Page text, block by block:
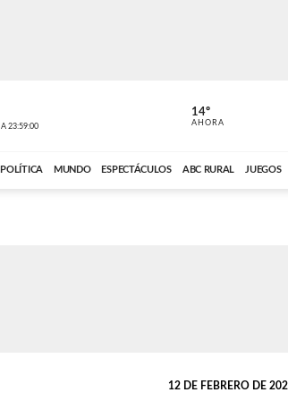
A 23:59:00 ABC CARDINAL
14º
AHORA
POLÍTICA MUNDO ESPECTÁCULOS ABC RURAL JUEGOS
12 DE FEBRERO DE